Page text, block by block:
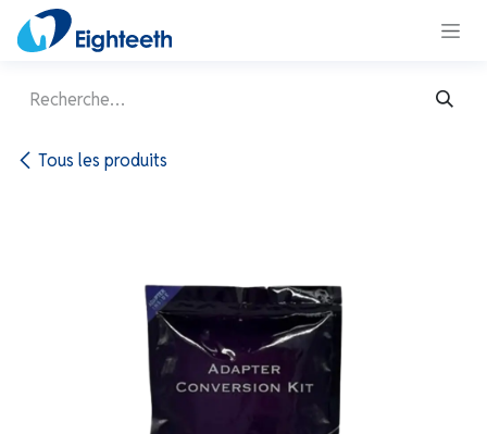
Se rendre au contenu
Tous les produits